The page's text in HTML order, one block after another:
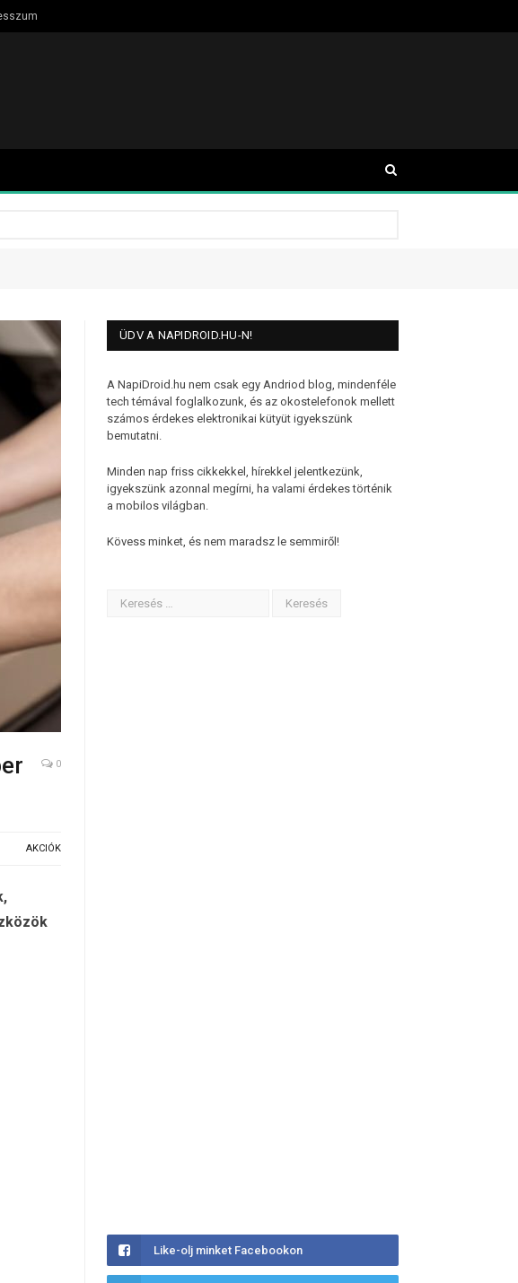
0
AKCIÓK
ÜDV A NAPIDROID.HU-N!
A NapiDroid.hu nem csak egy Andriod blog, mindenféle
tech témával foglalkozunk, és az okostelefonok mellett
számos érdekes elektronikai kütyüt igyekszünk
bemutatni.
Minden nap friss cikkekkel, hírekkel jelentkezünk,
igyekszünk azonnal megírni, ha valami érdekes történik
a mobilos világban.
Kövess minket, és nem maradsz le semmiről!
Like-olj minket Facebookon